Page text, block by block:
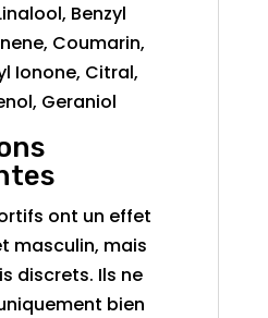
Benzyl
Coumarin,
Ionone, Citral,
Geraniol
ont un effet
masculin, mais
discrets. Ils ne
bien